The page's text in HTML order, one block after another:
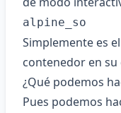
alpine_so
Simplemente es
contenedor en su
¿Qué podemos
Pues podemos